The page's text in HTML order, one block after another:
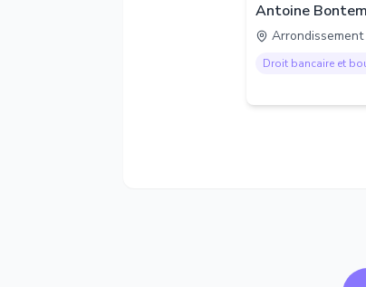
Antoine
Droit bancaire et